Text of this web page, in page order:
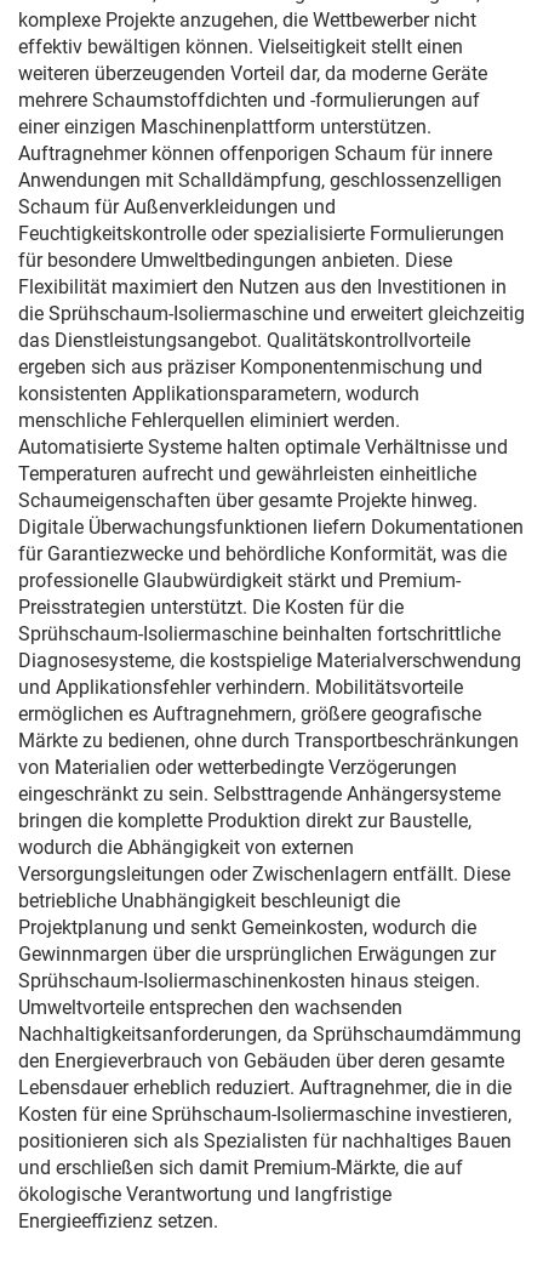
komplexe Projekte anzugehen, die Wettbewerber nicht
effektiv bewältigen können. Vielseitigkeit stellt einen
weiteren überzeugenden Vorteil dar, da moderne Geräte
mehrere Schaumstoffdichten und -formulierungen auf
einer einzigen Maschinenplattform unterstützen.
Auftragnehmer können offenporigen Schaum für innere
Anwendungen mit Schalldämpfung, geschlossenzelligen
Schaum für Außenverkleidungen und
Feuchtigkeitskontrolle oder spezialisierte Formulierungen
für besondere Umweltbedingungen anbieten. Diese
Flexibilität maximiert den Nutzen aus den Investitionen in
die Sprühschaum-Isoliermaschine und erweitert gleichzeitig
das Dienstleistungsangebot. Qualitätskontrollvorteile
ergeben sich aus präziser Komponentenmischung und
konsistenten Applikationsparametern, wodurch
menschliche Fehlerquellen eliminiert werden.
Automatisierte Systeme halten optimale Verhältnisse und
Temperaturen aufrecht und gewährleisten einheitliche
Schaumeigenschaften über gesamte Projekte hinweg.
Digitale Überwachungsfunktionen liefern Dokumentationen
für Garantiezwecke und behördliche Konformität, was die
professionelle Glaubwürdigkeit stärkt und Premium-
Preisstrategien unterstützt. Die Kosten für die
Sprühschaum-Isoliermaschine beinhalten fortschrittliche
Diagnosesysteme, die kostspielige Materialverschwendung
und Applikationsfehler verhindern. Mobilitätsvorteile
ermöglichen es Auftragnehmern, größere geografische
Märkte zu bedienen, ohne durch Transportbeschränkungen
von Materialien oder wetterbedingte Verzögerungen
eingeschränkt zu sein. Selbsttragende Anhängersysteme
bringen die komplette Produktion direkt zur Baustelle,
wodurch die Abhängigkeit von externen
Versorgungsleitungen oder Zwischenlagern entfällt. Diese
betriebliche Unabhängigkeit beschleunigt die
Projektplanung und senkt Gemeinkosten, wodurch die
Gewinnmargen über die ursprünglichen Erwägungen zur
Sprühschaum-Isoliermaschinenkosten hinaus steigen.
Umweltvorteile entsprechen den wachsenden
Nachhaltigkeitsanforderungen, da Sprühschaumdämmung
den Energieverbrauch von Gebäuden über deren gesamte
Lebensdauer erheblich reduziert. Auftragnehmer, die in die
Kosten für eine Sprühschaum-Isoliermaschine investieren,
positionieren sich als Spezialisten für nachhaltiges Bauen
und erschließen sich damit Premium-Märkte, die auf
ökologische Verantwortung und langfristige
Energieeffizienz setzen.